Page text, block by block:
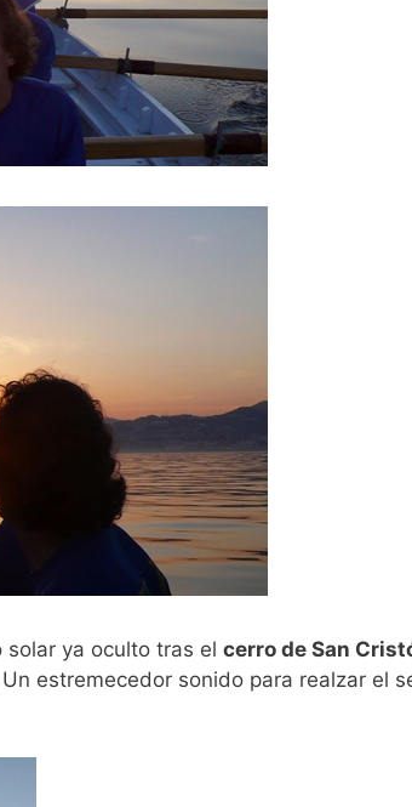
ya oculto tras el cerro de San
estremecedor sonido para realzar el